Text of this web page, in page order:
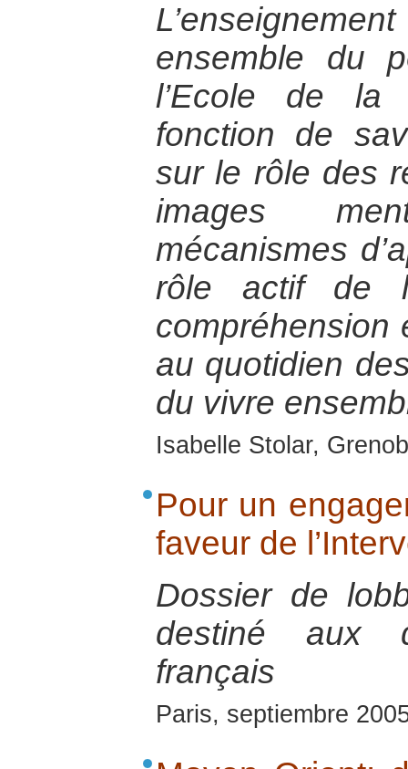
ensemble du
l’Ecole de la
fonction de
sur le rôle des
images
mécanismes
rôle actif de
compréhension
au quotidien
du vivre
Isabelle Stolar,
Pour un
faveur de
Dossier de
destiné aux
français
Paris, septiembre